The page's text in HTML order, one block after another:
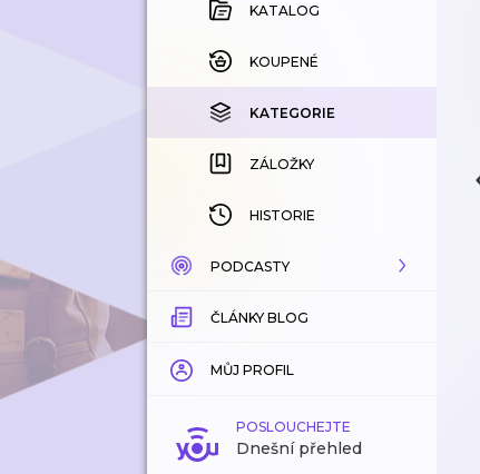
KATALOG
KOUPENÉ
KATEGORIE
ZÁLOŽKY
HISTORIE
PODCASTY
KATALOG
KATEGORIE
ZÁLOŽKY
ČLÁNKY BLOG
MŮJ PROFIL
POSLOUCHEJTE
Dnešní přehled